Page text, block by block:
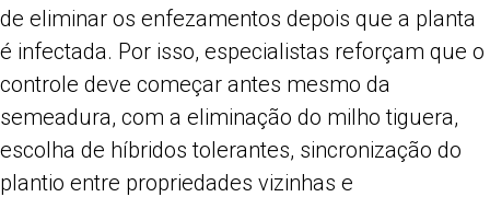
de eliminar os enfezamentos depois que a planta
é infectada. Por isso, especialistas reforçam que o
controle deve começar antes mesmo da
semeadura, com a eliminação do milho tiguera,
escolha de híbridos tolerantes, sincronização do
plantio entre propriedades vizinhas e